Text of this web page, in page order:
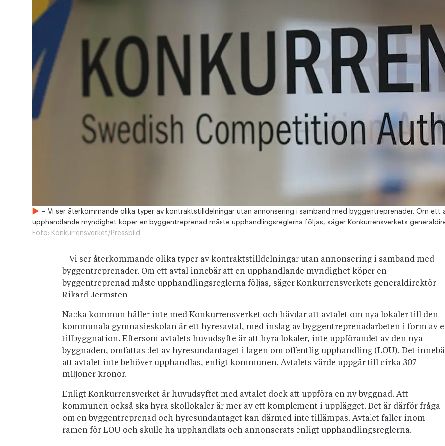
– Vi ser återkommande olika typer av kontraktstilldelningar utan annonsering i samband med byggentreprenader. Om ett
upphandlande myndighet köper en byggentreprenad måste upphandlingsreglerna följas, säger Konkurrensverkets
Foto: Konkurrensverket/Pressbild
– Vi ser återkommande olika typer av kontraktstilldelningar utan annonsering i samband med
byggentreprenader. Om ett avtal innebär att en upphandlande myndighet köper en
byggentreprenad måste upphandlingsreglerna följas, säger Konkurrensverkets generaldirektör
Rikard Jermsten.
Nacka kommun håller inte med Konkurrensverket och hävdar att avtalet om nya lokaler till den
kommunala gymnasieskolan är ett hyresavtal, med inslag av byggentreprenadarbeten i form av
tillbyggnation. Eftersom avtalets huvudsyfte är att hyra lokaler, inte uppförandet av den nya
byggnaden, omfattas det av hyresundantaget i lagen om offentlig upphandling (LOU). Det
att avtalet inte behöver upphandlas, enligt kommunen. Avtalets värde uppgår till cirka 307
miljoner kronor.
Enligt Konkurrensverket är huvudsyftet med avtalet dock att uppföra en ny byggnad. Att
kommunen också ska hyra skollokaler är mer av ett komplement i upplägget. Det är därför fråga
om en byggentreprenad och hyresundantaget kan därmed inte tillämpas. Avtalet faller inom
ramen för LOU och skulle ha upphandlats och annonserats enligt upphandlingsreglerna.